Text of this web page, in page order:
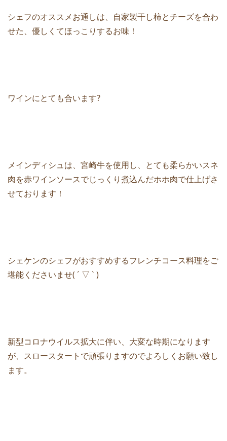
シェフのオススメお通しは、自家製干し柿とチーズを合わ
せた、優しくてほっこりするお味！
ワインにとても合います?
メインディシュは、宮崎牛を使用し、とても柔らかいスネ
肉を赤ワインソースでじっくり煮込んだホホ肉で仕上げさ
せております！
シェケンのシェフがおすすめするフレンチコース料理をご
堪能くださいませ( ´ ▽ ` )
新型コロナウイルス拡大に伴い、大変な時期になります
が、スロースタートで頑張りますのでよろしくお願い致し
ます。